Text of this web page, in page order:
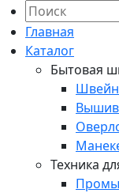
Главная
Каталог
Бытовая
Техника